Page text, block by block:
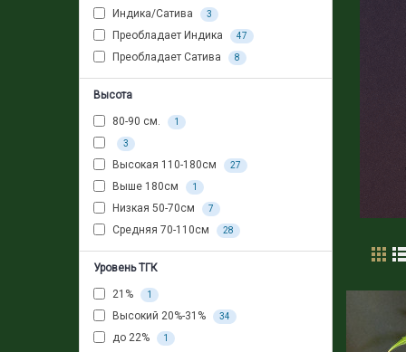
Индика/Сатива 3
Преобладает Индика 47
Преобладает Сатива 8
Высота
80-90 см. 1
3
Высокая 110-180см 27
Выше 180см 1
Низкая 50-70см 7
Средняя 70-110см 28
Уровень ТГК
21% 1
Высокий 20%-31% 34
до 22% 1